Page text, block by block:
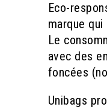
Eco-
marque
Le
avec des
foncées
Unibags